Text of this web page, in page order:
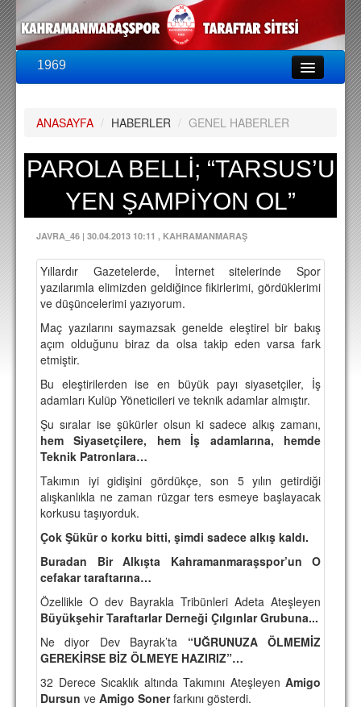
1969
PUAN DURUMU
FİKSTÜR
A TAKIM KADROSU
TEKNİK KADRO
TRANSFERLER
TARAFTAR
BİLETLER
DEPLASMAN
LİSANSLI ÜRÜNLER
MULTİMEDYA
FOTOĞRAF & VİDEOLAR
MARŞ & TEZAHÜRATLAR
KULÜP
SPOR TESİSLERİ
YÖNETİM KURULU
PERSONEL
SPONSORLAR
ANASAYFA / HABERLER / GENEL HABERLER
PAROLA BELLİ; “TARSUS’U
YEN ŞAMPİYON OL”
JAVRA_46 | 30.04.2013 10:11 , KAHRAMANMARAŞ
Yıllardır Gazetelerde, İnternet sitelerinde Spor
yazılarımla elimizden geldiğince fikirlerimi, gördüklerimi
ve düşüncelerimi yazıyorum.
Maç yazılarını saymazsak genelde eleştirel bir bakış
açım olduğunu biraz da olsa takip eden varsa fark
etmiştir.
Bu eleştirilerden ise en büyük payı siyasetçiler, İş
adamları Kulüp Yöneticileri ve teknik adamlar almıştır.
Şu sıralar ise şükürler olsun ki sadece alkış zamanı,
hem Siyasetçilere, hem İş adamlarına, hemde
Teknik Patronlara…
Takımın iyi gidişini gördükçe, son 5 yılın getirdiği
alışkanlıkla ne zaman rüzgar ters esmeye başlayacak
korkusu taşıyorduk.
Çok Şükür o korku bitti, şimdi sadece alkış kaldı.
Buradan Bir Alkışta Kahramanmaraşspor’un O
cefakar taraftarına…
Özellikle O dev Bayrakla Tribünleri Adeta Ateşleyen
Büyükşehir Taraftarlar Derneği Çılgınlar Grubuna...
Ne diyor Dev Bayrak’ta “UĞRUNUZA ÖLMEMİZ
GEREKİRSE BİZ ÖLMEYE HAZIRIZ”…
32 Derece Sıcaklık altında Takımını Ateşleyen Amigo
Dursun ve Amigo Sonerfarkını gösterdi.